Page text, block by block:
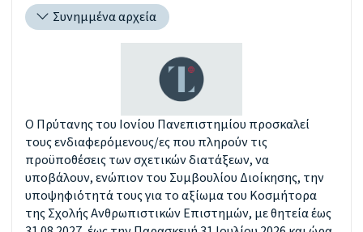
Συνημμένα αρχεία
Ο Πρύτανης του Ιονίου Πανεπιστημίου προσκαλεί
τους ενδιαφερόμενους/ες που πληρούν τις
προϋποθέσεις των σχετικών διατάξεων, να
υποβάλουν, ενώπιον του Συμβουλίου Διοίκησης, την
υποψηφιότητά τους για το αξίωμα του Κοσμήτορα
της Σχολής Ανθρωπιστικών Επιστημών, με θητεία έως